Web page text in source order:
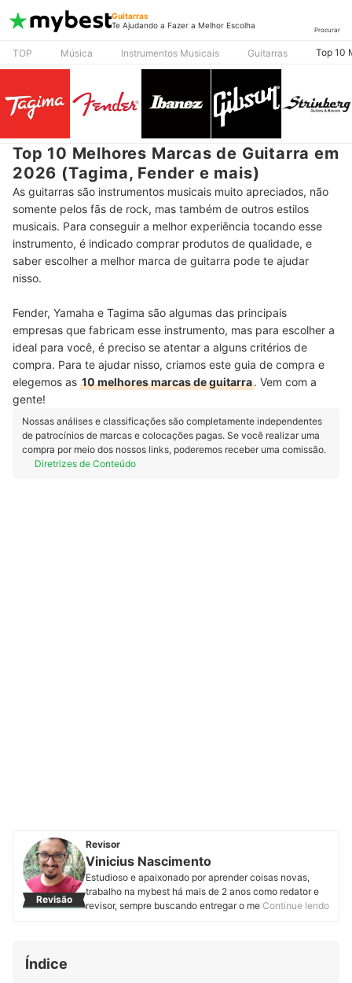
Guitarras
Te Ajudando a Fazer a Melhor Escolha
Procurar
TOP Música Instrumentos Musicais Guitarras Top 10
Top 10 Melhores Marcas de Guitarra em
2026 (Tagima, Fender e mais)
As guitarras são instrumentos musicais muito apreciados, não
somente pelos fãs de rock, mas também de outros estilos
musicais. Para conseguir a melhor experiência tocando esse
instrumento, é indicado comprar produtos de qualidade, e
saber escolher a melhor marca de guitarra pode te ajudar
nisso.
Fender, Yamaha e Tagima são algumas das principais
empresas que fabricam esse instrumento, mas para escolher a
ideal para você, é preciso se atentar a alguns critérios de
compra. Para te ajudar nisso, criamos este guia de compra e
elegemos as 10 melhores marcas de guitarra. Vem com a
gente!
Nossas análises e classificações são completamente independentes
de patrocínios de marcas e colocações pagas. Se você realizar uma
compra por meio dos nossos links, poderemos receber uma comissão.
Diretrizes de Conteúdo
Revisão
Revisor
Vinicius Nascimento
Estudioso e apaixonado por aprender coisas novas,
trabalho na mybest há mais de 2 anos como redator e
revisor, sempre buscando entregar o melhor conteúdo
Continue lendo
Índice